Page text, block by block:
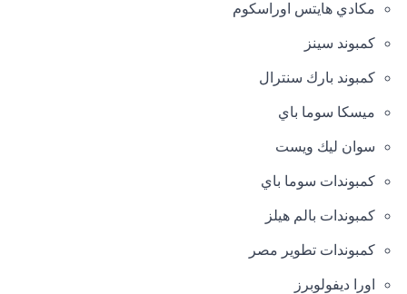
مكادي هايتس اوراسكوم
كمبوند سينز
كمبوند بارك سنترال
ميسكا سوما باي
سوان ليك ويست
كمبوندات سوما باي
كمبوندات بالم هيلز
كمبوندات تطوير مصر
اورا ديفولوبرز